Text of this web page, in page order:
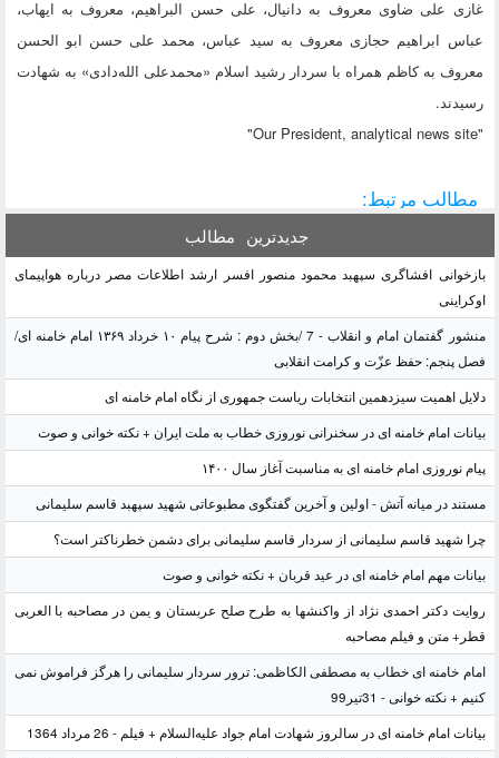
غازی علی ضاوی معروف به دانیال، علی حسن البراهیم، معروف به ایهاب،
عباس ابراهیم حجازی معروف به سید عباس، محمد علی حسن ابو الحسن
معروف به کاظم همراه با سردار رشید اسلام «محمدعلی الله‌دادی» به شهادت
رسیدند.
"Our President, analytical news site"
مطالب مرتبط:
جدیدترین مطالب
بازخوانی افشاگری سپهبد محمود منصور افسر ارشد اطلاعات مصر درباره هواپیمای
اوکراینی
منشور گفتمان امام و انقلاب - 7 /بخش دوم : شرح پیام ۱۰ خرداد ۱۳۶۹ امام خامنه ای/
فصل پنجم: حفظ عزّت و کرامت انقلابی
دلایل اهمیت سیزدهمین انتخابات ریاست جمهوری از نگاه امام خامنه ای
بیانات امام خامنه ای در سخنرانی نوروزی خطاب به ملت ایران + نکته خوانی و صوت
پیام نوروزی امام خامنه ای به مناسبت آغاز سال ۱۴۰۰
مستند در میانه آتش - اولین و آخرین گفتگوی مطبوعاتی شهید سپهبد قاسم سلیمانی
چرا شهید قاسم سلیمانی از سردار قاسم سلیمانی برای دشمن خطرناکتر است؟
بیانات مهم امام خامنه ای در عید قربان + نکته خوانی و صوت
روایت دکتر احمدی نژاد از واکنشها به طرح صلح عربستان و یمن در مصاحبه با العربی
قطر+ متن و فیلم مصاحبه
امام خامنه ای خطاب به مصطفی الکاظمی: ترور سردار سلیمانی را هرگز فراموش نمی
کنیم + نکته خوانی - 31تیر99
بیانات امام خامنه ای در سالروز شهادت امام جواد علیه‌السلام + فیلم - 26 مرداد 1364